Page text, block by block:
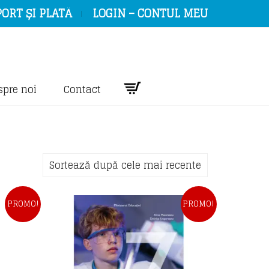
ȘI PLATĂ LOGIN – CONTUL MEU
noi Contact
Sortează după cele mai recente
PROMO! PROMO!